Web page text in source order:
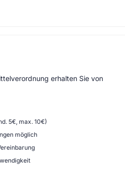
erhalten Sie von
5€, max. 10€)
möglich